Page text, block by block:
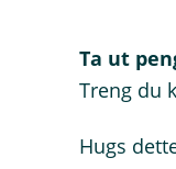
Ta ut
Treng du
Hugs